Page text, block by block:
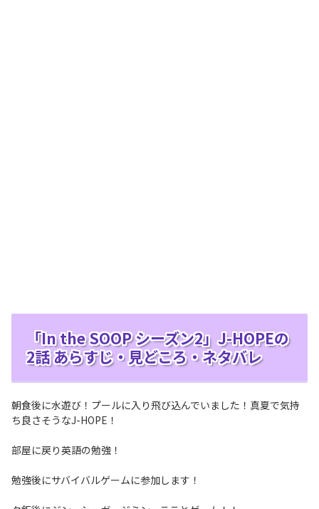
「In the SOOP シーズン2」J-HOPEの
2話 あらすじ・見どころ・ネタバレ
朝食後に水遊び！プールに入り飛び込んでいました！真夏で気持
ち良さそうなJ-HOPE！
部屋に戻り英語の勉強！
勉強後にサバイバルゲームに参加します！